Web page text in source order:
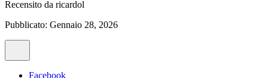
Recensito da ricardol
Pubblicato: Gennaio 28, 2026
Facebook